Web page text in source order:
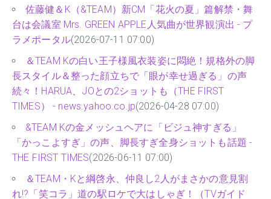
佐藤健＆K（&TEAM）新CM「花火の夏」篇解禁・舞
台は会議室 Mrs. GREEN APPLE人気曲が世界観演出 - プ
ラメポータル(2026-07-11 07:00)
＆TEAM Kの白い王子様風衣装姿に悶絶！規格外の脚
長スタイル＆整った顔立ちで「眼が幸せ過ぎる」の声
続々！HARUA、JOとの2ショットも（THE FIRST
TIMES） - news.yahoo.co.jp(2026-04-28 07:00)
&TEAM Kの金メッシュヘアに「ビジュ神すぎる」
「かっこよすぎ」の声、脚長すぎ全身ショットも話題 -
THE FIRST TIMES(2026-06-11 07:00)
＆TEAM・Kと綱啓永、仲良し2人がまさかの意見割
れ!?「笑コラ」道の駅ロケで大はしゃぎ！（TVガイド